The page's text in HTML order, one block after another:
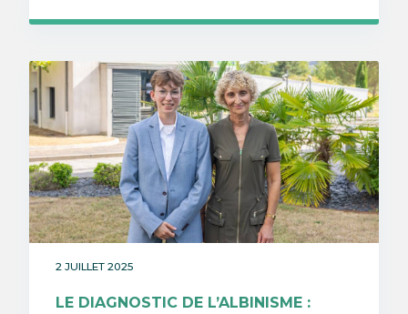
2 JUILLET 2025
LE DIAGNOSTIC DE L’ALBINISME :